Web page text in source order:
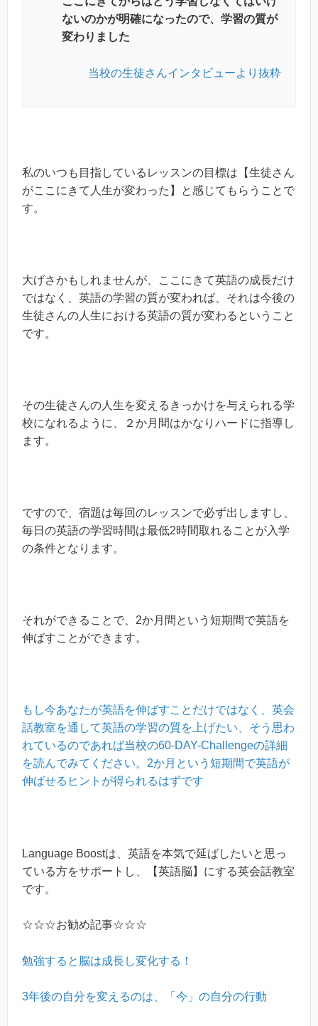
ないのかが明確になったので、学習の質が
変わりました
当校の生徒さんインタビューより抜粋
私のいつも目指しているレッスンの目標は【生徒さん
がここにきて人生が変わった】と感じてもらうことで
す。
大げさかもしれませんが、ここにきて英語の成長だけ
ではなく、英語の学習の質が変われば、それは今後の
生徒さんの人生における英語の質が変わるということ
です。
その生徒さんの人生を変えるきっかけを与えられる学
校になれるように、２か月間はかなりハードに指導し
ます。
ですので、宿題は毎回のレッスンで必ず出しますし、
毎日の英語の学習時間は最低2時間取れることが入学
の条件となります。
それができることで、2か月間という短期間で英語を
伸ばすことができます。
もし今あなたが英語を伸ばすことだけではなく、英会
話教室を通して英語の学習の質を上げたい、そう思わ
れているのであれば当校の60-DAY-Challengeの詳細
を読んでみてください。2か月という短期間で英語が
伸ばせるヒントが得られるはずです
Language Boostは、英語を本気で延ばしたいと思っ
ている方をサポートし、【英語脳】にする英会話教室
です。
☆☆☆お勧め記事☆☆☆
勉強すると脳は成長し変化する！
3年後の自分を変えるのは、「今」の自分の行動